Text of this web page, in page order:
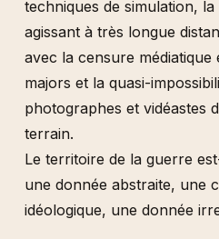
techniques de simulation, la
agissant à très longue
avec la censure
majors et la quasi-
photographes et vidéastes
terrain.
Le territoire de la guerre
une donnée abstraite, une
idéologique, une donnée